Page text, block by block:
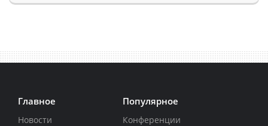
Главное
Новости
Популярное
Конференции